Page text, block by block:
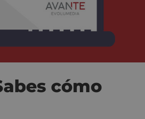
cómo